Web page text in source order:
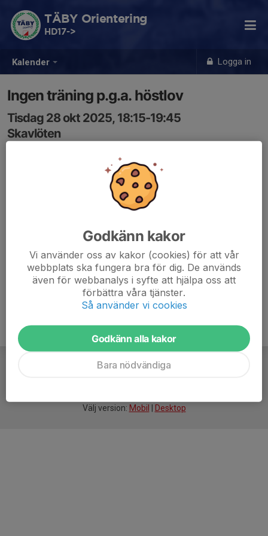
Kalender Logga in
TÄBY Orientering
HD17->
Ingen träning p.g.a. höstlov
Tisdag 28 okt 2025, 18:15-19:45
Skavlöten
Välj version: Mobil Desktop
Godkänn kakor
Vi använder oss av kakor (cookies) för att vår
webbplats ska fungera bra för dig. De används
även för webbanalys i syfte att hjälpa oss att
förbättra våra tjänster.
Så använder vi cookies
Godkänn alla kakor
Bara nödvändiga